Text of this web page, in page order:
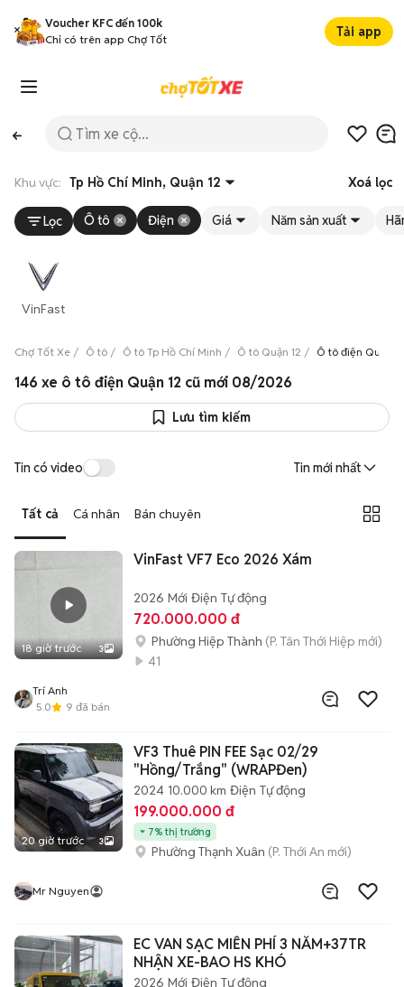
Voucher KFC đến 100k
Chỉ có trên app Chợ Tốt
Tải app
Khu vực: Tp Hồ Chí Minh, Quận 12 Xoá lọc
Lọc Ô tô Điện Giá Năm sản xuất
VinFast
Chợ Tốt Xe Ô tô Ô tô Tp Hồ Chí Minh Ô tô Quận 12 Ô tô điện Quận 12
146 xe ô tô điện Quận 12 cũ mới 08/2026
Lưu tìm kiếm
Tin có video Tin mới nhất
Tất cả Cá nhân Bán chuyên
18 giờ trước 3
VinFast VF7 Eco 2026 Xám
2026 Mới Điện Tự động
720.000.000 đ
Phường Hiệp Thành (P. Tân Thới Hiệp mới)
41
Trí Anh
5.0
9 đã bán
20 giờ trước 3
VF3 Thuê PIN FEE Sạc 02/29
"Hồng/Trắng" (WRAPĐen)
2024 10.000 km Điện Tự động
199.000.000 đ
7% thị trường
Phường Thạnh Xuân (P. Thới An mới)
Mr Nguyen
EC VAN SẠC MIỄN PHÍ 3 NĂM+37TR
NHẬN XE-BAO HS KHÓ
2026 Mới Điện Tự động